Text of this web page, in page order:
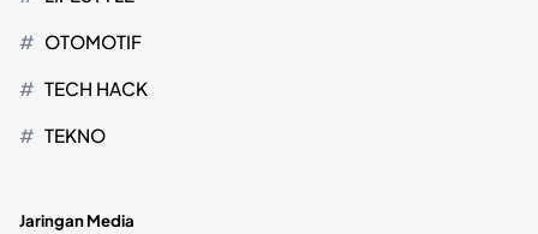
OTOMOTIF
TECH HACK
TEKNO
Jaringan Media